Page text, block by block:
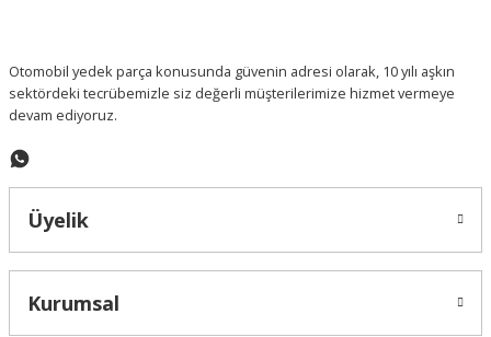
Otomobil yedek parça konusunda güvenin adresi olarak, 10 yılı aşkın
sektördeki tecrübemizle siz değerli müşterilerimize hizmet vermeye
devam ediyoruz.
Üyelik
Kurumsal